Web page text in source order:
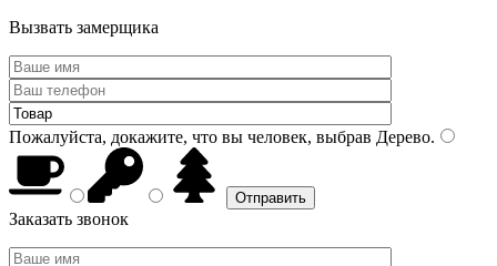
Вызвать замерщика
Пожалуйста, докажите, что вы человек, выбрав Дерево.
Заказать звонок